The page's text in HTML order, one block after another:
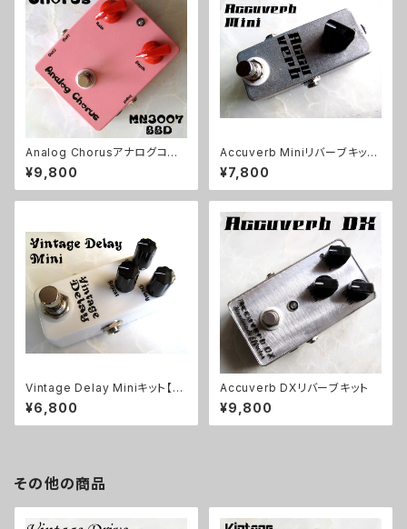
Analog Chorusアナログコー
ラスキット【BASIC KIT】
¥9,800
Accuverb Miniリバーブキット
【BASIC KIT】
¥7,800
Vintage Delay Miniキット【B
ASIC KIT】
¥6,800
Accuverb DXリバーブキット
¥9,800
その他の商品